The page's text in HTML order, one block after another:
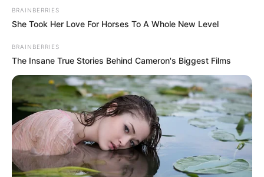
körülmények között.
Eltűnésként indult az ügy
BRAINBERRIES
She Took Her Love For Horses To A Whole New Level
BRAINBERRIES
The Insane True Stories Behind Cameron's Biggest Films